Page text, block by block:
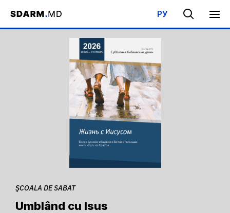
РУ
Acasa / Bibliotecă / Şcoala de Sabat
ŞCOALA DE SABAT
Umblând cu Isus